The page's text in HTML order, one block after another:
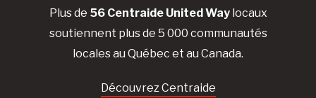
Plus de 56 Centraide United Waylocaux
soutiennent plus de 5 000 communautés
locales au Québec et au Canada.
Découvrez Centraide